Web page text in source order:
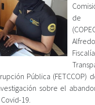
de
Pública (FETCCOP)
sobre el
19.